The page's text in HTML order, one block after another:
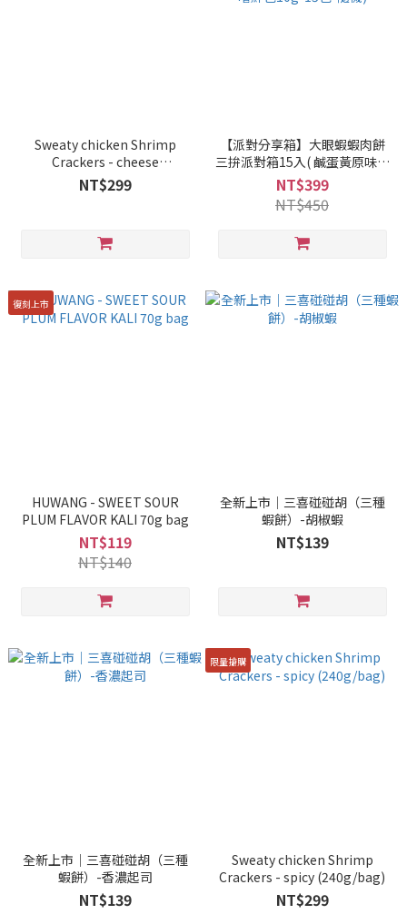
Sweaty chicken Shrimp
Crackers - cheese
(240g/bag)
NT$299
【派對分享箱】大眼蝦蝦肉餅
三拚派對箱15入( 鹹蛋黃原味、
江記華隆肉鬆、海洋原味、港
式避風塘嚐鮮包10g*15包-隨
機)
NT$399
NT$450
復刻上市
HUWANG - SWEET SOUR
PLUM FLAVOR KALI 70g bag
NT$119
NT$140
全新上市｜三喜碰碰胡（三種
蝦餅）-胡椒蝦
NT$139
全新上市｜三喜碰碰胡（三種
蝦餅）-香濃起司
NT$139
限量搶購
Sweaty chicken Shrimp
Crackers - spicy (240g/bag)
NT$299